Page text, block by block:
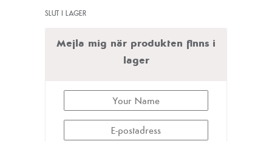
SLUT I LAGER
Mejla mig när produkten finns i
lager